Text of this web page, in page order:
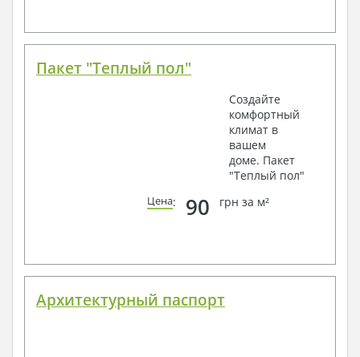
Пакет "Теплый пол"
Создайте
комфортный
климат в
вашем
доме. Пакет
"Теплый пол"
Цена: 90 грн за м²
Архитектурный паспорт